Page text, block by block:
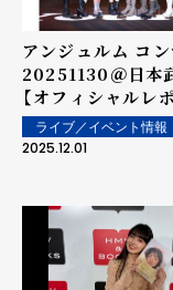
アンジュルム コン
20251130＠日本
【オフィシャルレ
ライブ／イベント情報
2025.12.01